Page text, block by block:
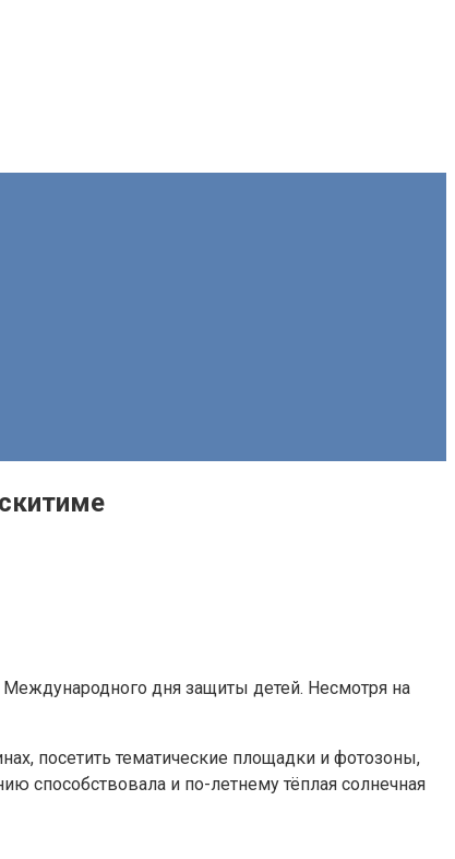
дня защиты детей. Несмотря на
посетить тематические площадки и фотозоны,
способствовала и по-летнему тёплая солнечная